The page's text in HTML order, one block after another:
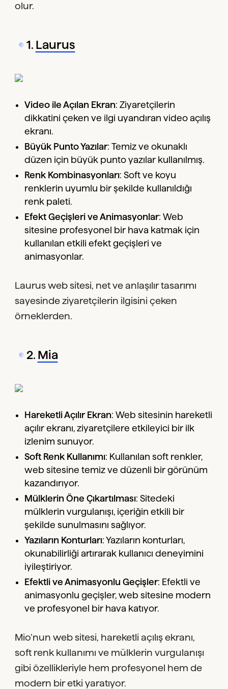
olur.
1. Laurus
Video ile Açılan Ekran: Ziyaretçilerin
dikkatini çeken ve ilgi uyandıran video açılış
ekranı.
Büyük Punto Yazılar: Temiz ve okunaklı
düzen için büyük punto yazılar kullanılmış.
Renk Kombinasyonları: Soft ve koyu
renklerin uyumlu bir şekilde kullanıldığı
renk paleti.
Efekt Geçişleri ve Animasyonlar: Web
sitesine profesyonel bir hava katmak için
kullanılan etkili efekt geçişleri ve
animasyonlar.
Laurus web sitesi, net ve anlaşılır tasarımı
sayesinde ziyaretçilerin ilgisini çeken
örneklerden.
2. Mia
Hareketli Açılır Ekran: Web sitesinin hareketli
açılır ekranı, ziyaretçilere etkileyici bir ilk
izlenim sunuyor.
Soft Renk Kullanımı: Kullanılan soft renkler,
web sitesine temiz ve düzenli bir görünüm
kazandırıyor.
Mülklerin Öne Çıkartılması: Sitedeki
mülklerin vurgulanışı, içeriğin etkili bir
şekilde sunulmasını sağlıyor.
Yazıların Konturları: Yazıların konturları,
okunabilirliği artırarak kullanıcı deneyimini
iyileştiriyor.
Efektli ve Animasyonlu Geçişler: Efektli ve
animasyonlu geçişler, web sitesine modern
ve profesyonel bir hava katıyor.
Mio’nun web sitesi, hareketli açılış ekranı,
soft renk kullanımı ve mülklerin vurgulanışı
gibi özellikleriyle hem profesyonel hem de
modern bir etki yaratıyor.